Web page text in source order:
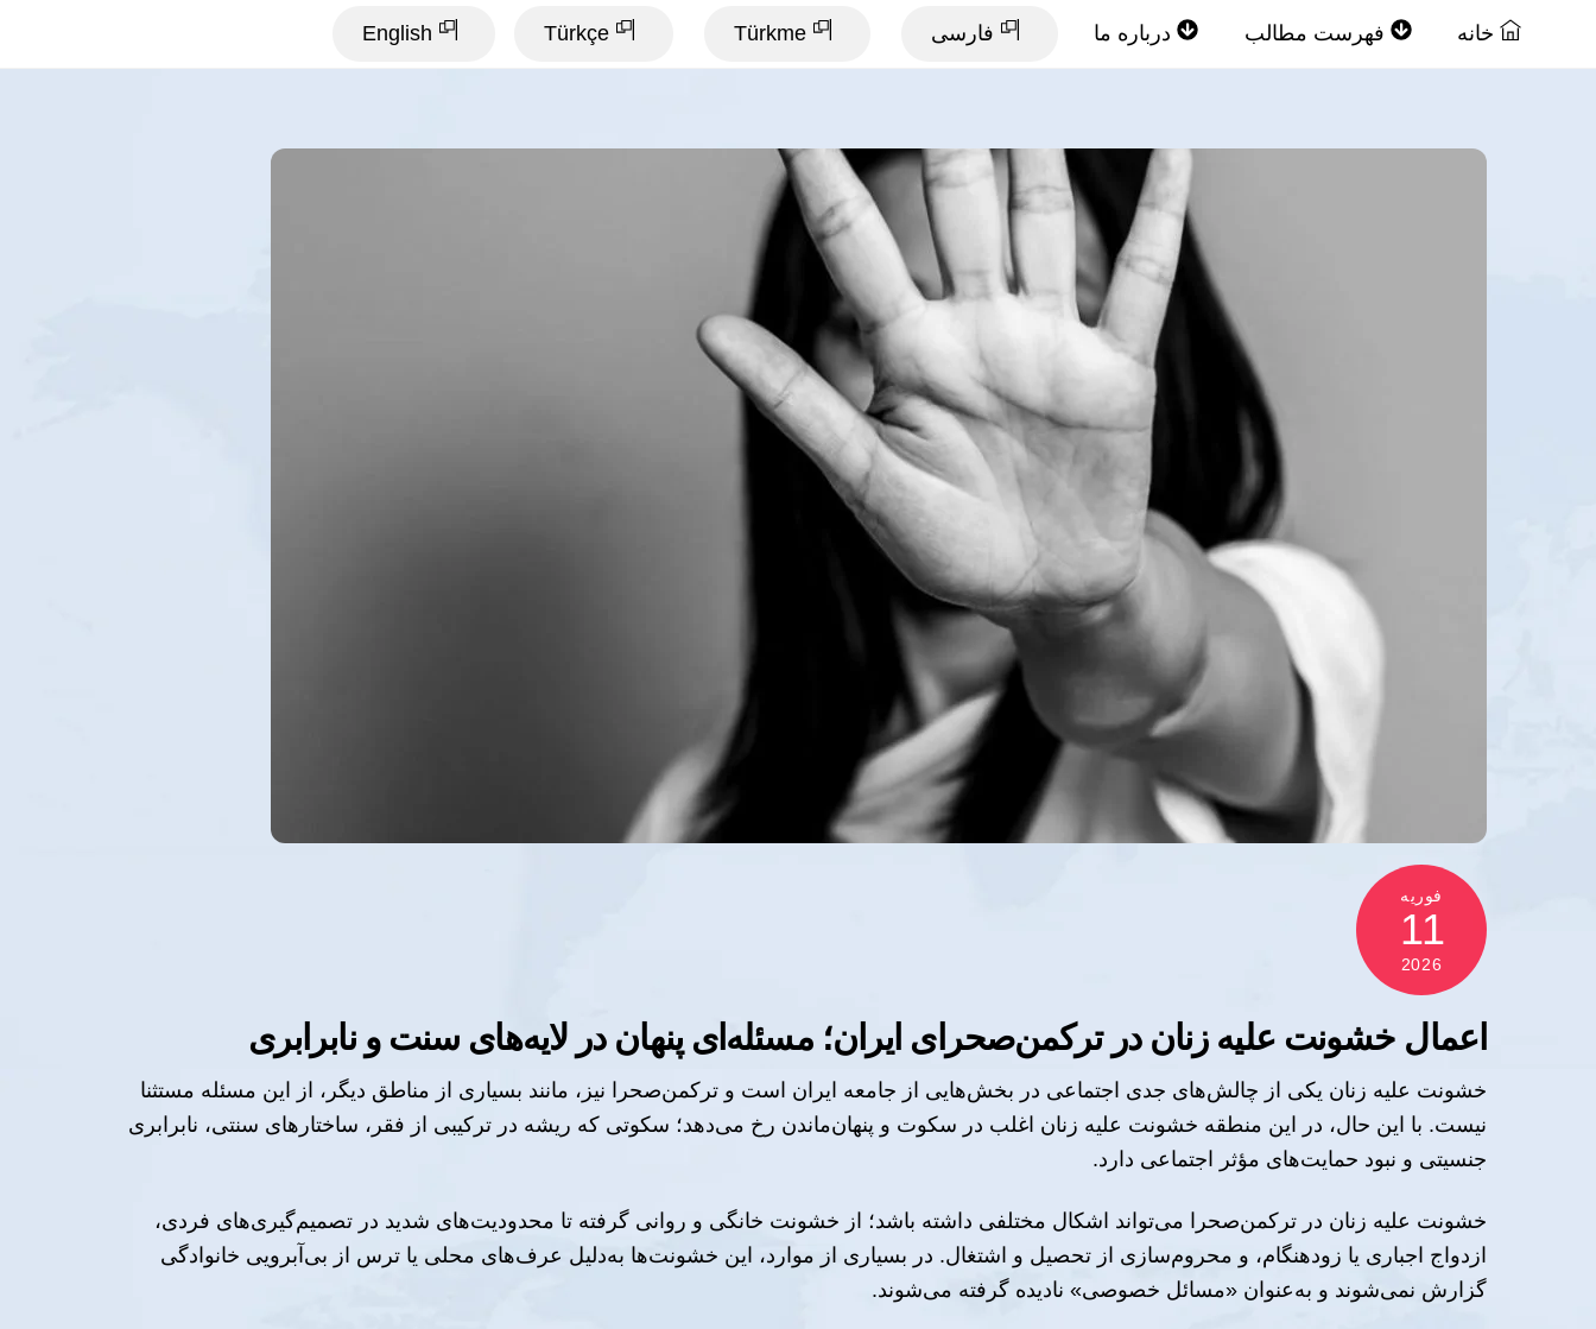
خانه فهرست مطالب درباره ما فارسی
فوریه
11
2026
اعمال خشونت علیه زنان در ترکمن‌صحرای ایران؛ مسئله‌ای پنهان در لایه‌های سنت و نابرابری
خشونت علیه زنان یکی از چالش‌های جدی اجتماعی در بخش‌هایی از جامعه ایران است و ترکمن‌صحرا نیز، مانند بسیاری از مناطق دیگر، از این مسئله مستثنا
نیست. با این حال، در این منطقه خشونت علیه زنان اغلب در سکوت و پنهان‌ماندن رخ می‌دهد؛ سکوتی که ریشه در ترکیبی از فقر، ساختارهای سنتی، نابرابری
جنسیتی و نبود حمایت‌های مؤثر اجتماعی دارد.
خشونت علیه زنان در ترکمن‌صحرا می‌تواند اشکال مختلفی داشته باشد؛ از خشونت خانگی و روانی گرفته تا محدودیت‌های شدید در تصمیم‌گیری‌های فردی،
ازدواج اجباری یا زودهنگام، و محروم‌سازی از تحصیل و اشتغال. در بسیاری از موارد، این خشونت‌ها به‌دلیل عرف‌های محلی یا ترس از بی‌آبرویی خانوادگی
گزارش نمی‌شوند و به‌عنوان «مسائل خصوصی» نادیده گرفته می‌شوند.